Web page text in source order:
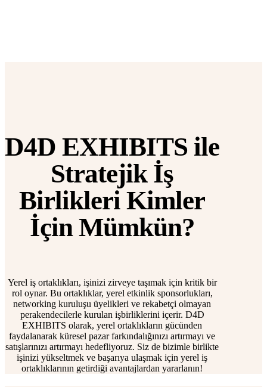
D4D EXHIBITS ile
Stratejik İş
Birlikleri Kimler
İçin Mümkün?
Yerel iş ortaklıkları, işinizi zirveye taşımak için kritik bir
rol oynar. Bu ortaklıklar, yerel etkinlik sponsorlukları,
networking kuruluşu üyelikleri ve rekabetçi olmayan
perakendecilerle kurulan işbirliklerini içerir. D4D
EXHIBITS olarak, yerel ortaklıkların gücünden
faydalanarak küresel pazar farkındalığınızı artırmayı ve
satışlarınızı artırmayı hedefliyoruz. Siz de bizimle birlikte
işinizi yükseltmek ve başarıya ulaşmak için yerel iş
ortaklıklarının getirdiği avantajlardan yararlanın!